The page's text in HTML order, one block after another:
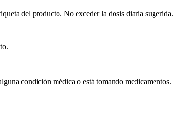
del producto. No exceder la dosis diaria sugerida.
condición médica o está tomando medicamentos.